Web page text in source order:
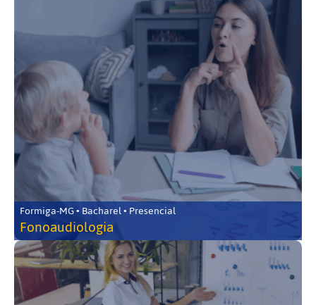
Formiga-MG • Bacharel • Presencial
Fonoaudiologia